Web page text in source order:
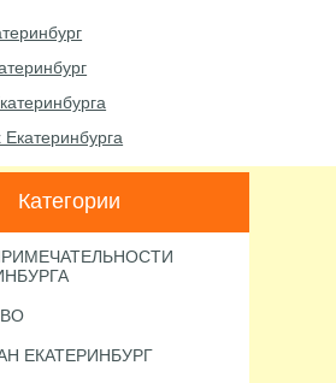
Категории
ЕКАТЕРИНБУРГ